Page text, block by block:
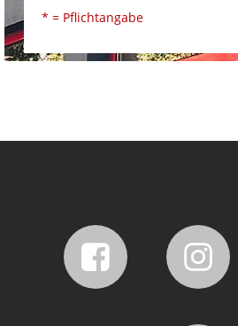
* = Pflichtangabe